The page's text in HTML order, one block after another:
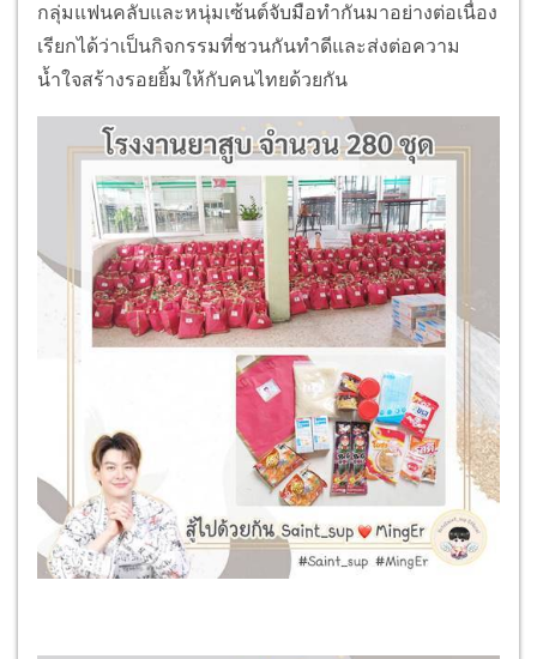
กลุ่มแฟนคลับและหนุ่มเซ้นต์จับมือทำกันมาอย่างต่อเนื่อง
เรียกได้ว่าเป็นกิจกรรมที่ชวนกันทำดีและส่งต่อความ
น้ำใจสร้างรอยยิ้มให้กับคนไทยด้วยกัน